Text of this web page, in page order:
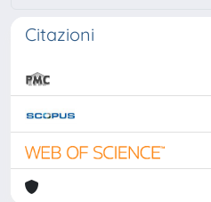
Citazioni